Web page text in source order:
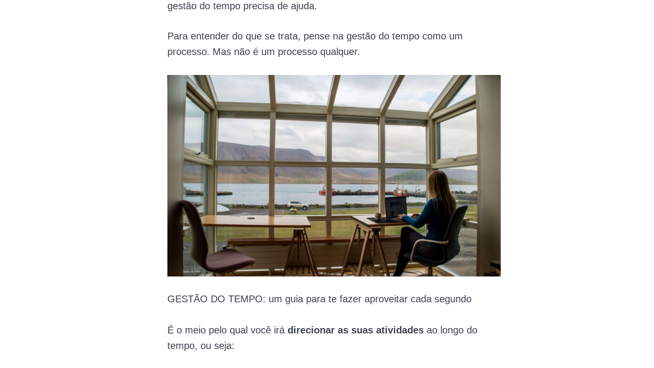
gestão do tempo precisa de ajuda.
Para entender do que se trata, pense na gestão do tempo como um
processo. Mas não é um processo qualquer.
GESTÃO DO TEMPO: um guia para te fazer aproveitar cada segundo
É o meio pelo qual você irá direcionar as suas atividades ao longo do
tempo, ou seja: